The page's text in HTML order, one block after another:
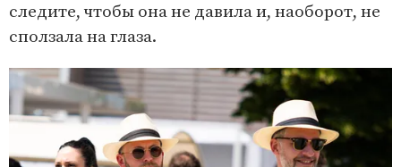
следите, чтобы она не давила и, наоборот, не
сползала на глаза.